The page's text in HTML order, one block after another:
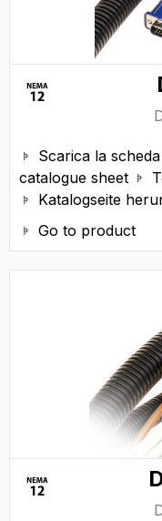
 Scarica la
catalogue sheet

 Katalogseite
 Go to product